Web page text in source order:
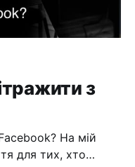
з
На мій
для тих, хто